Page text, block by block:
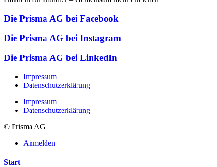
Die Prisma AG bei Facebook
Die Prisma AG bei Instagram
Die Prisma AG bei LinkedIn
Impressum
Datenschutzerklärung
Impressum
Datenschutzerklärung
© Prisma AG
Anmelden
Start